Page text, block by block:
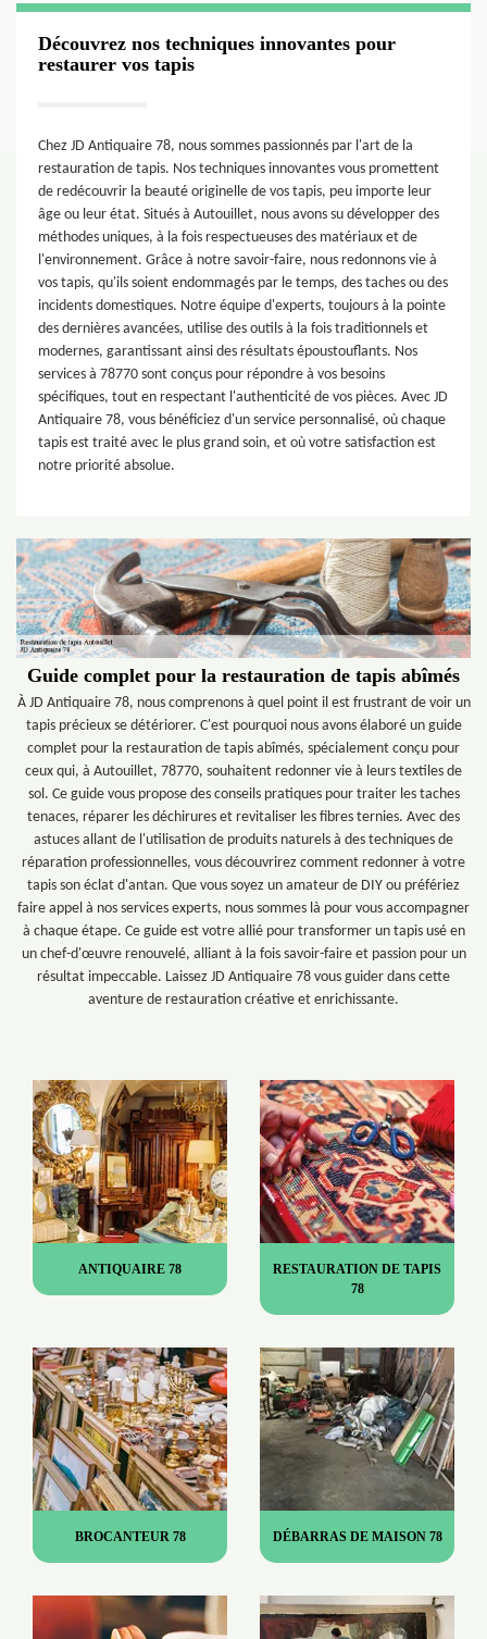
Découvrez nos techniques innovantes pour
restaurer vos tapis
Chez JD Antiquaire 78, nous sommes passionnés par l'art de la
restauration de tapis. Nos techniques innovantes vous promettent
de redécouvrir la beauté originelle de vos tapis, peu importe leur
âge ou leur état. Situés à Autouillet, nous avons su développer des
méthodes uniques, à la fois respectueuses des matériaux et de
l'environnement. Grâce à notre savoir-faire, nous redonnons vie à
vos tapis, qu'ils soient endommagés par le temps, des taches ou des
incidents domestiques. Notre équipe d'experts, toujours à la pointe
des dernières avancées, utilise des outils à la fois traditionnels et
modernes, garantissant ainsi des résultats époustouflants. Nos
services à 78770 sont conçus pour répondre à vos besoins
spécifiques, tout en respectant l'authenticité de vos pièces. Avec JD
Antiquaire 78, vous bénéficiez d'un service personnalisé, où chaque
tapis est traité avec le plus grand soin, et où votre satisfaction est
notre priorité absolue.
Guide complet pour la restauration de tapis abîmés
À JD Antiquaire 78, nous comprenons à quel point il est frustrant de voir un
tapis précieux se détériorer. C'est pourquoi nous avons élaboré un guide
complet pour la restauration de tapis abîmés, spécialement conçu pour
ceux qui, à Autouillet, 78770, souhaitent redonner vie à leurs textiles de
sol. Ce guide vous propose des conseils pratiques pour traiter les taches
tenaces, réparer les déchirures et revitaliser les fibres ternies. Avec des
astuces allant de l'utilisation de produits naturels à des techniques de
réparation professionnelles, vous découvrirez comment redonner à votre
tapis son éclat d'antan. Que vous soyez un amateur de DIY ou préfériez
faire appel à nos services experts, nous sommes là pour vous accompagner
à chaque étape. Ce guide est votre allié pour transformer un tapis usé en
un chef-d'œuvre renouvelé, alliant à la fois savoir-faire et passion pour un
résultat impeccable. Laissez JD Antiquaire 78 vous guider dans cette
aventure de restauration créative et enrichissante.
ANTIQUAIRE 78
RESTAURATION DE TAPIS
78
BROCANTEUR 78 DÉBARRAS DE MAISON 78